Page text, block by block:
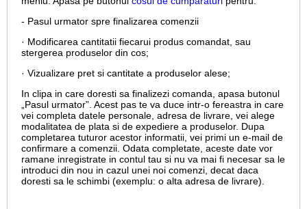
- Pasul urmator spre finalizarea comenzii
· Modificarea cantitatii fiecarui produs comandat, sau
stergerea produselor din cos;
· Vizualizare pret si cantitate a produselor alese;
In clipa in care doresti sa finalizezi comanda, apasa butonul
„Pasul urmator”. Acest pas te va duce intr-o fereastra in care
vei completa datele personale, adresa de livrare, vei alege
modalitatea de plata si de expediere a produselor. Dupa
completarea tuturor acestor informatii, vei primi un e-mail de
confirmare a comenzii. Odata completate, aceste date vor
ramane inregistrate in contul tau si nu va mai fi necesar sa le
introduci din nou in cazul unei noi comenzi, decat daca
doresti sa le schimbi (exemplu: o alta adresa de livrare).